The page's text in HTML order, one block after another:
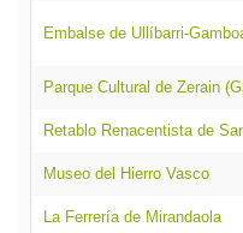
Embalse de Ullíbarri-
Parque Cultural de Zerain
Retablo Renacentista de
Museo del Hierro Vasco
La Ferrería de Mirandaola